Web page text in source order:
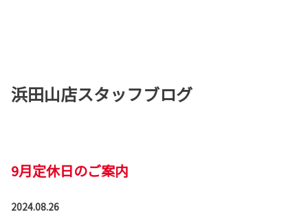
浜田山店スタッフブログ
9月定休日のご案内
2024.08.26